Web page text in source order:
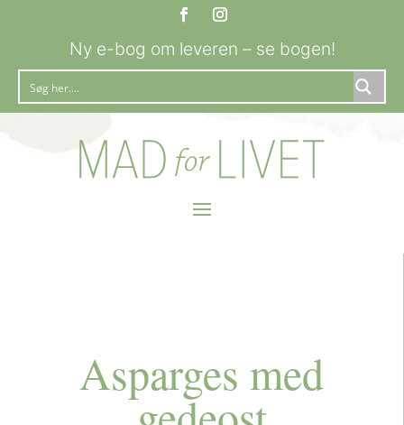
Ny e-bog om leveren – se bogen!
Asparges med